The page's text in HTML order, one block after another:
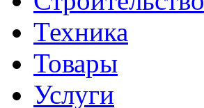
Техника
Товары
Услуги